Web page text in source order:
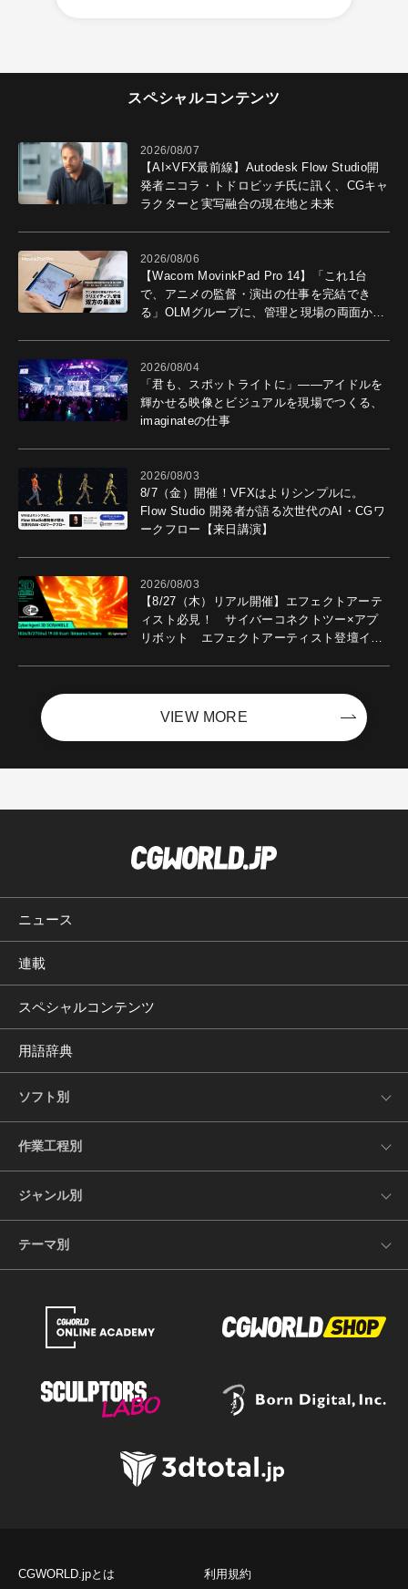
スペシャルコンテンツ
2026/08/07
【AI×VFX最前線】Autodesk Flow Studio開
発者ニコラ・トドロビッチ氏に訊く、CGキャ
ラクターと実写融合の現在地と未来
2026/08/06
【Wacom MovinkPad Pro 14】「これ1台
で、アニメの監督・演出の仕事を完結でき
る」OLMグループに、管理と現場の両面から
2026/08/04
「君も、スポットライトに」――アイドルを
輝かせる映像とビジュアルを現場でつくる、
imaginateの仕事
2026/08/03
8/7（金）開催！VFXはよりシンプルに。
Flow Studio 開発者が語る次世代のAI・CGワ
ークフロー【来日講演】
2026/08/03
【8/27（木）リアル開催】エフェクトアーテ
ィスト必見！ サイバーコネクトツー×アプ
リボット エフェクトアーティスト登壇イベ
VIEW MORE
ニュース
連載
スペシャルコンテンツ
用語辞典
ソフト別
作業工程別
ジャンル別
テーマ別
CGWORLD.jpとは 利用規約